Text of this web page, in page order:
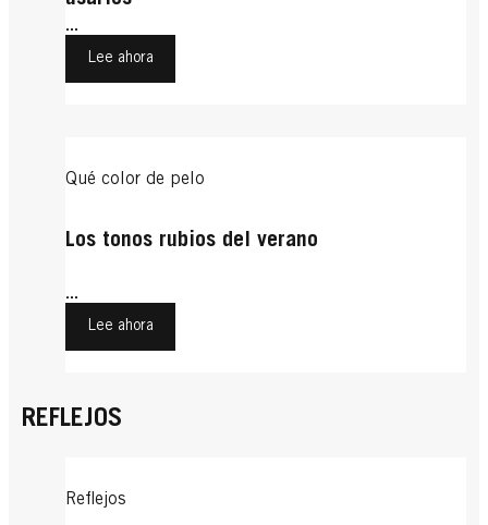
...
Lee ahora
Qué color de pelo
Los tonos rubios del verano
...
Lee ahora
REFLEJOS
Reflejos